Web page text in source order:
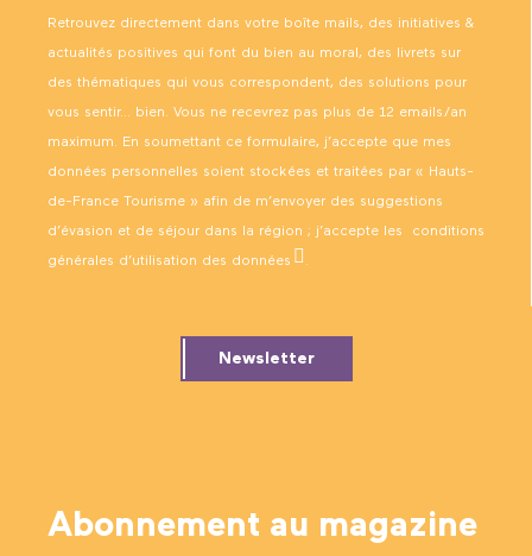
Retrouvez directement dans votre boîte mails, des initiatives &
actualités positives qui font du bien au moral, des livrets sur
des thématiques qui vous correspondent, des solutions pour
vous sentir… bien. Vous ne recevrez pas plus de 12 emails/an
maximum. En soumettant ce formulaire, j’accepte que mes
données personnelles soient stockées et traitées par « Hauts-
de-France Tourisme » afin de m’envoyer des suggestions
d’évasion et de séjour dans la région ; j’accepte les conditions
générales d’utilisation des données .
Newsletter
Abonnement au magazine